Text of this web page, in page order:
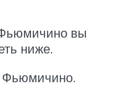
вы
ниже.
Фьюмичино.